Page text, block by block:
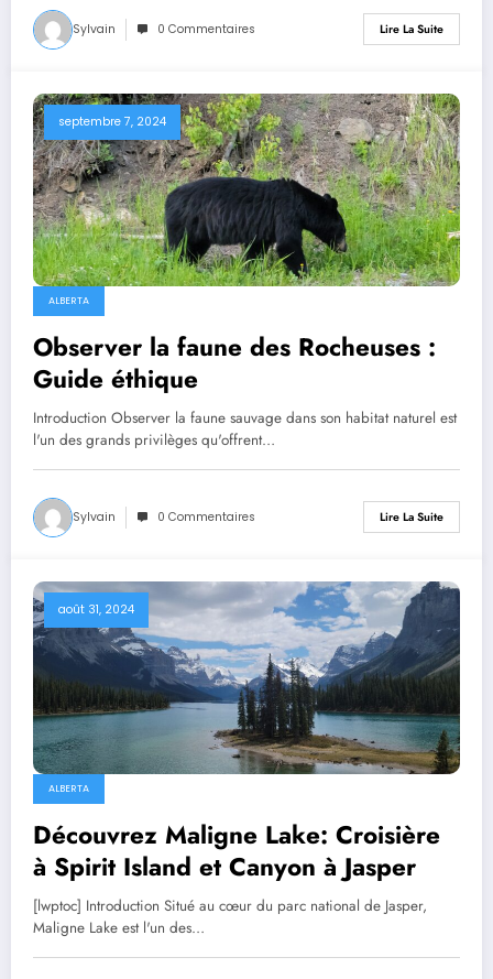
Sylvain 0 Commentaires Lire La Suite
septembre 7, 2024
ALBERTA
Observer la faune des Rocheuses :
Guide éthique
Introduction Observer la faune sauvage dans son habitat naturel est
l'un des grands privilèges qu'offrent…
Sylvain 0 Commentaires Lire La Suite
août 31, 2024
ALBERTA
Découvrez Maligne Lake: Croisière
à Spirit Island et Canyon à Jasper
[lwptoc] Introduction Situé au cœur du parc national de Jasper,
Maligne Lake est l'un des…